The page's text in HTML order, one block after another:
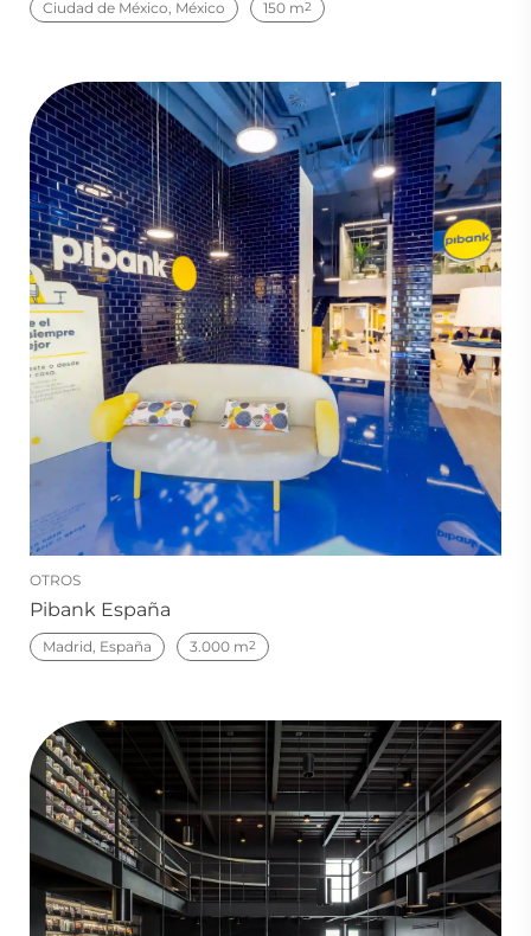
Ciudad de México, México 150 m2
OTROS
Pibank España
Madrid, España 3.000 m2